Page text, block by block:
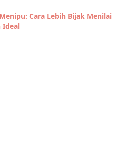
Cara Lebih Bijak Menilai
Ideal